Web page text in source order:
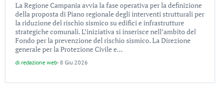
La Regione Campania avvia la fase operativa per la definizione
della proposta di Piano regionale degli interventi strutturali per
la riduzione del rischio sismico su edifici e infrastrutture
strategiche comunali. L’iniziativa si inserisce nell’ambito del
Fondo per la prevenzione del rischio sismico. La Direzione
generale per la Protezione Civile e...
di redazione web- 8 Giu 2026